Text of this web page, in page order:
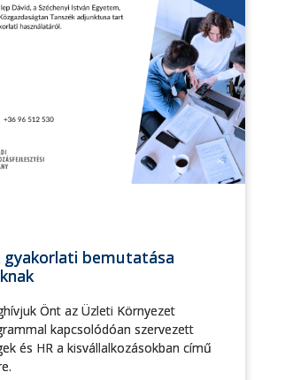
gyakorlati bemutatása
Önt az Üzleti Környezet
kapcsolódóan szervezett
és HR a kisvállalkozásokban című